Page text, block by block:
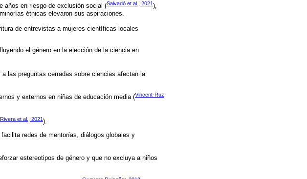
años en riesgo de exclusión social (Salvadó et al., 2021),
étnicas elevaron sus aspiraciones.
de entrevistas a mujeres científicas locales
el género en la elección de la ciencia en
las preguntas cerradas sobre ciencias afectan la
y externos en niñas de educación media (Vincent-Ruz
et al., 2021).
redes de mentorías, diálogos globales y
estereotipos de género y que no excluya a niños